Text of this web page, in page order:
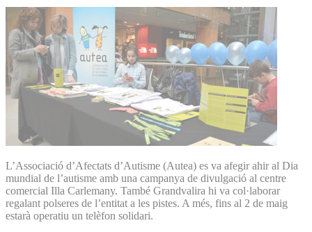
L’Associació d’Afectats d’Autisme (Autea) es va afegir ahir al Dia
mundial de l’autisme amb una campanya de divulgació al centre
comercial Illa Carlemany. També Grandvalira hi va col·laborar
regalant polseres de l’entitat a les pistes. A més, fins al 2 de maig
estarà operatiu un telèfon solidari.